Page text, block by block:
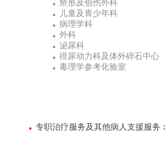
矫形及创伤外科
儿童及青少年科
病理学科
外科
泌尿科
排尿动力科及体外碎石中心
毒理学参考化验室
专职治疗服务及其他病人支援服务︰